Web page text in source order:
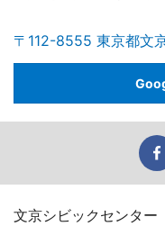
〒112-8555 東京都文
文京シビックセンター